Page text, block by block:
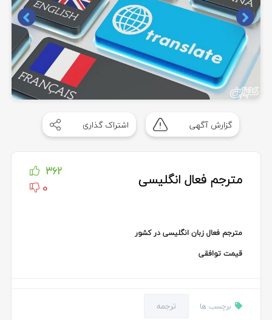
گزارش آگهی اشتراک گذاری
مترجم فعال انگلیسی
362
0
مترجم فعال زبان انگلیسی در کشور
قیمت توافقی
برچسب ها ترجمه